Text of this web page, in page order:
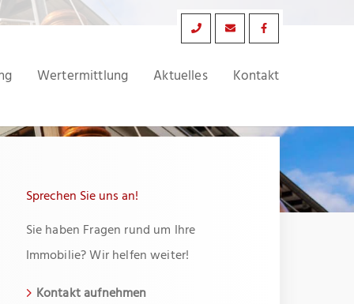
Wertermittlung Aktuelles Kontakt
Sprechen Sie uns an!
Sie haben Fragen rund um Ihre
Immobilie? Wir helfen weiter!
Kontakt aufnehmen